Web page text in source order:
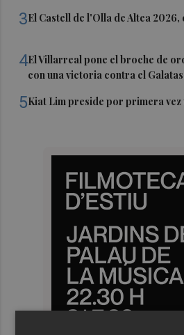
3El Castell de l'Olla de Altea 2026,
4El Villarreal pone el broche de
con una victoria contra el
5Kiat Lim preside por primera